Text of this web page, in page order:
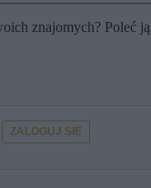
znajomych? Poleć